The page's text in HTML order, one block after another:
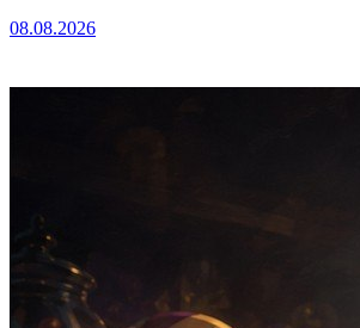
08.08.2026